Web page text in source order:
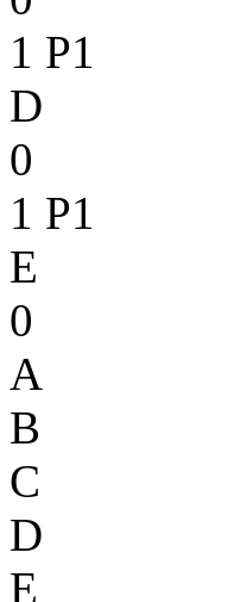
1 P1
D
0
1 P1
E
0
A
B
C
D
E